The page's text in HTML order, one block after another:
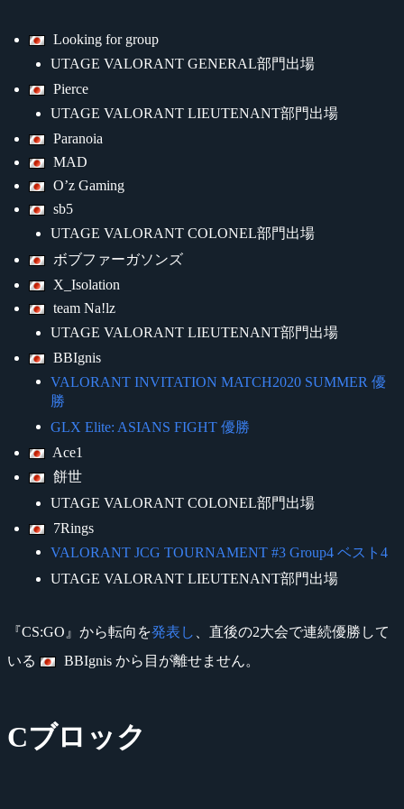
Looking for group
UTAGE VALORANT GENERAL部門出場
Pierce
UTAGE VALORANT LIEUTENANT部門出場
Paranoia
MAD
O’z Gaming
sb5
UTAGE VALORANT COLONEL部門出場
ボブファーガソンズ
X_Isolation
team Na!lz
UTAGE VALORANT LIEUTENANT部門出場
BBIgnis
VALORANT INVITATION MATCH2020 SUMMER 優
勝
GLX Elite: ASIANS FIGHT 優勝
Ace1
餅世
UTAGE VALORANT COLONEL部門出場
7Rings
VALORANT JCG TOURNAMENT #3 Group4 ベスト4
UTAGE VALORANT LIEUTENANT部門出場
『CS:GO』から転向を発表し
、直後の2大会で連続優勝して
いる
BBIgnis から目が離せません。
Cブロック